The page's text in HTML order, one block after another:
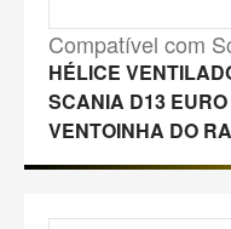
Compatível com
HÉLICE
SCANIA D13
VENTOINHA DO